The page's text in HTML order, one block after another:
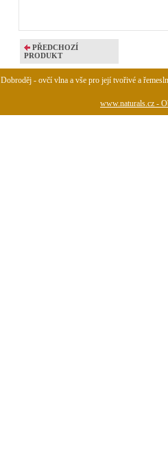
PŘEDCHOZÍ
PRODUKT
Dobroděj - ovčí vlna a vše pro její tvořivé a
www.naturals.cz -